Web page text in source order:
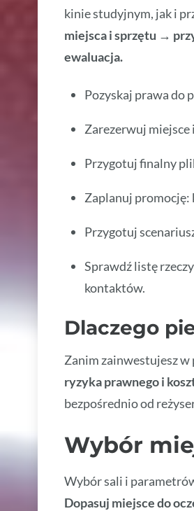
kinie studyjnym, jak i
miejsca i sprzętu →
ewaluacja.
Pozyskaj prawa do
Zarezerwuj miejsce
Przygotuj finalny
Zaplanuj promocję:
Przygotuj
Sprawdź listę
kontaktów.
Dlaczego
Zanim zainwestujesz w
ryzyka prawnego i
bezpośrednio od
Wybór
Wybór sali i
Dopasuj miejsce do